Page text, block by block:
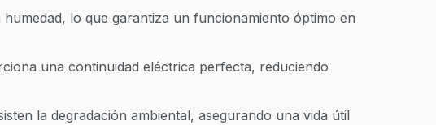
lo que garantiza un funcionamiento óptimo en
una continuidad eléctrica perfecta, reduciendo
la degradación ambiental, asegurando una vida útil